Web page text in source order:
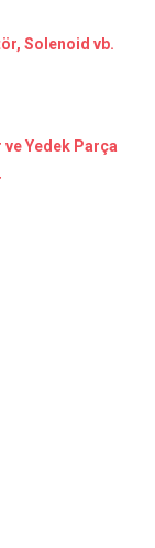
Solenoid vb.
Yedek Parça